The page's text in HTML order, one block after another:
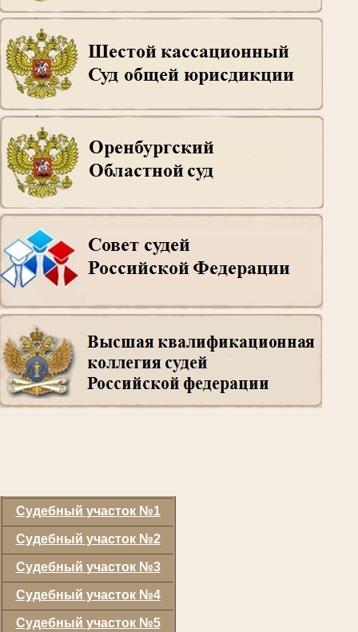
Судебный участок №1
Судебный участок №2
Судебный участок №3
Судебный участок №4
Судебный участок №5